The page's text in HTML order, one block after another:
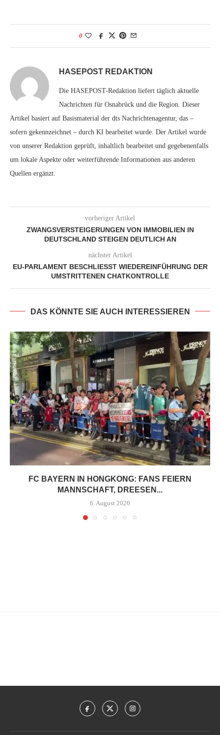
0
HASEPOST REDAKTION
Die HASEPOST-Redaktion liefert täglich aktuelle
Nachrichten für Osnabrück und die Region. Dieser
Artikel basiert auf Basismaterial der dts Nachrichtenagentur, das –
sofern gekennzeichnet – durch KI bearbeitet wurde. Der Artikel wurde
von unserer Redaktion geprüft, inhaltlich bearbeitet und gegebenenfalls
um lokale Aspekte oder weiterführende Informationen aus anderen
Quellen ergänzt.
vorheriger Artikel
ZWANGSVERSTEIGERUNGEN VON IMMOBILIEN IN
DEUTSCHLAND STEIGEN DEUTLICH AN
nächster Artikel
EU-PARLAMENT BESCHLIESST WIEDEREINFÜHRUNG DER U
MSTRITTENEN CHATKONTROLLE
DAS KÖNNTE SIE AUCH INTERESSIEREN
FC BAYERN IN HONGKONG: FANS FEIERN
MANNSCHAFT, DREESEN...
6. August 2026